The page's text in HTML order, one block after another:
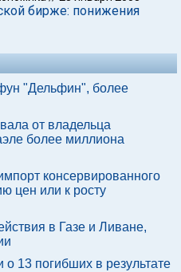
бирже: понижения
"Дельфин", более
от владельца
более миллиона
консервированного
цен или к росту
в Газе и Ливане,
о 13 погибших в результате